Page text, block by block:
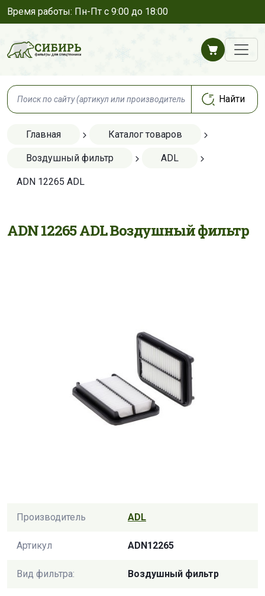
Время работы: Пн-Пт с 9:00 до 18:00
Главная Каталог товаров
Воздушный фильтр ADL
ADN 12265 ADL
ADN 12265 ADL Воздушный фильтр
Производитель ADL
Артикул ADN12265
Вид фильтра: Воздушный фильтр